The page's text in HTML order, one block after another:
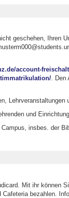
geschehen, Ihren
account-
. Den
Lehrveranstaltungen
und
insbes. der
Mit ihr können
bezahlen.